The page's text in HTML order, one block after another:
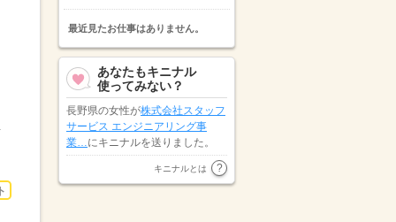
する 食事...
最近見たお仕事はありません。
あなたもキニナル
使ってみない？
長野県の女性が株式会社スタッフ
サービス エンジニアリング事
業…にキニナルを送りました。
キャリアリンク株
式会社（東証プライム市場）にキ
キニナルとは